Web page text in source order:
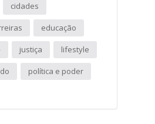
cidades
educação
justiça lifestyle
política e poder